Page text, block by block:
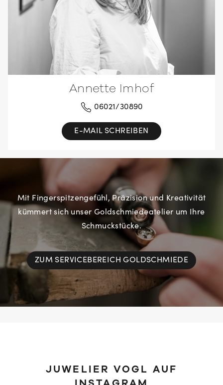
Annette Imhof
06021/30890
E-MAIL SCHREIBEN
Mit Fingerspitzengefühl, Präzision und Kreativität
kümmert sich unser Goldschmiedeatelier um Ihre
Schmuckstücke.
ZUM SERVICEBEREICH GOLDSCHMIEDE
JUWELIER VOGL AUF